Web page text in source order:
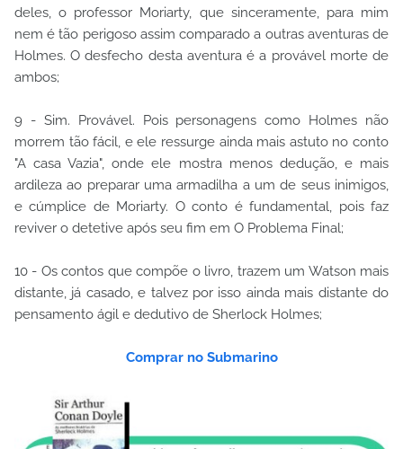
deles, o professor Moriarty, que sinceramente, para mim
nem é tão perigoso assim comparado a outras aventuras de
Holmes. O desfecho desta aventura é a provável morte de
ambos;
9 - Sim. Provável. Pois personagens como Holmes não
morrem tão fácil, e ele ressurge ainda mais astuto no conto
"A casa Vazia", onde ele mostra menos dedução, e mais
ardileza ao preparar uma armadilha a um de seus inimigos,
e cúmplice de Moriarty. O conto é fundamental, pois faz
reviver o detetive após seu fim em O Problema Final;
10 - Os contos que compõe o livro, trazem um Watson mais
distante, já casado, e talvez por isso ainda mais distante do
pensamento ágil e dedutivo de Sherlock Holmes;
Comprar no Submarino